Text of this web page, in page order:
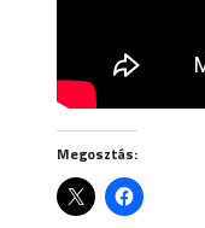
Megosztás: